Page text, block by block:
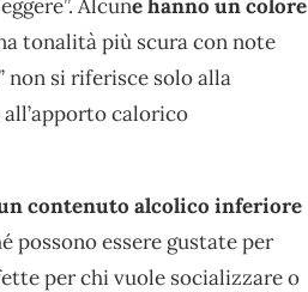
Alcune hanno un colore
tonalità più scura con note
non si riferisce solo alla
calorico
contenuto alcolico inferiore
possono essere gustate per
per chi vuole socializzare o